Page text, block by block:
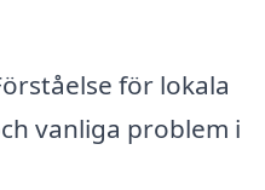
för lokala
vanliga problem i